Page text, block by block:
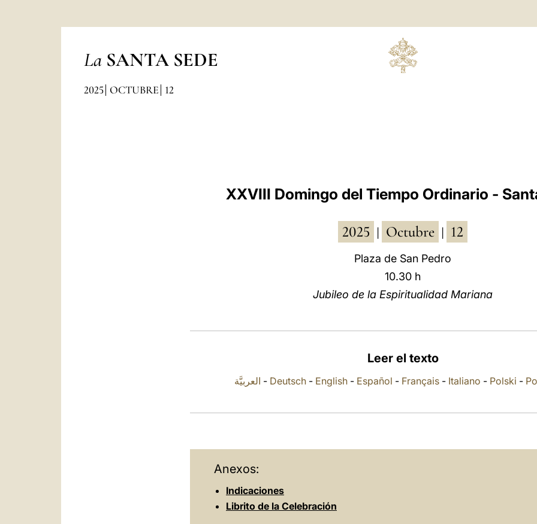
La SANTA SEDE
2025 OCTUBRE 12
XXVIII Domingo del Tiempo Ordinario -
2025 Octubre 12
Plaza de San Pedro
10.30 h
Jubileo de la Espiritualidad Mariana
Leer el texto
العربيَّة - Deutsch - English - Español - Français - Italiano - Polski -
Anexos:
Indicaciones
Librito de la Celebración